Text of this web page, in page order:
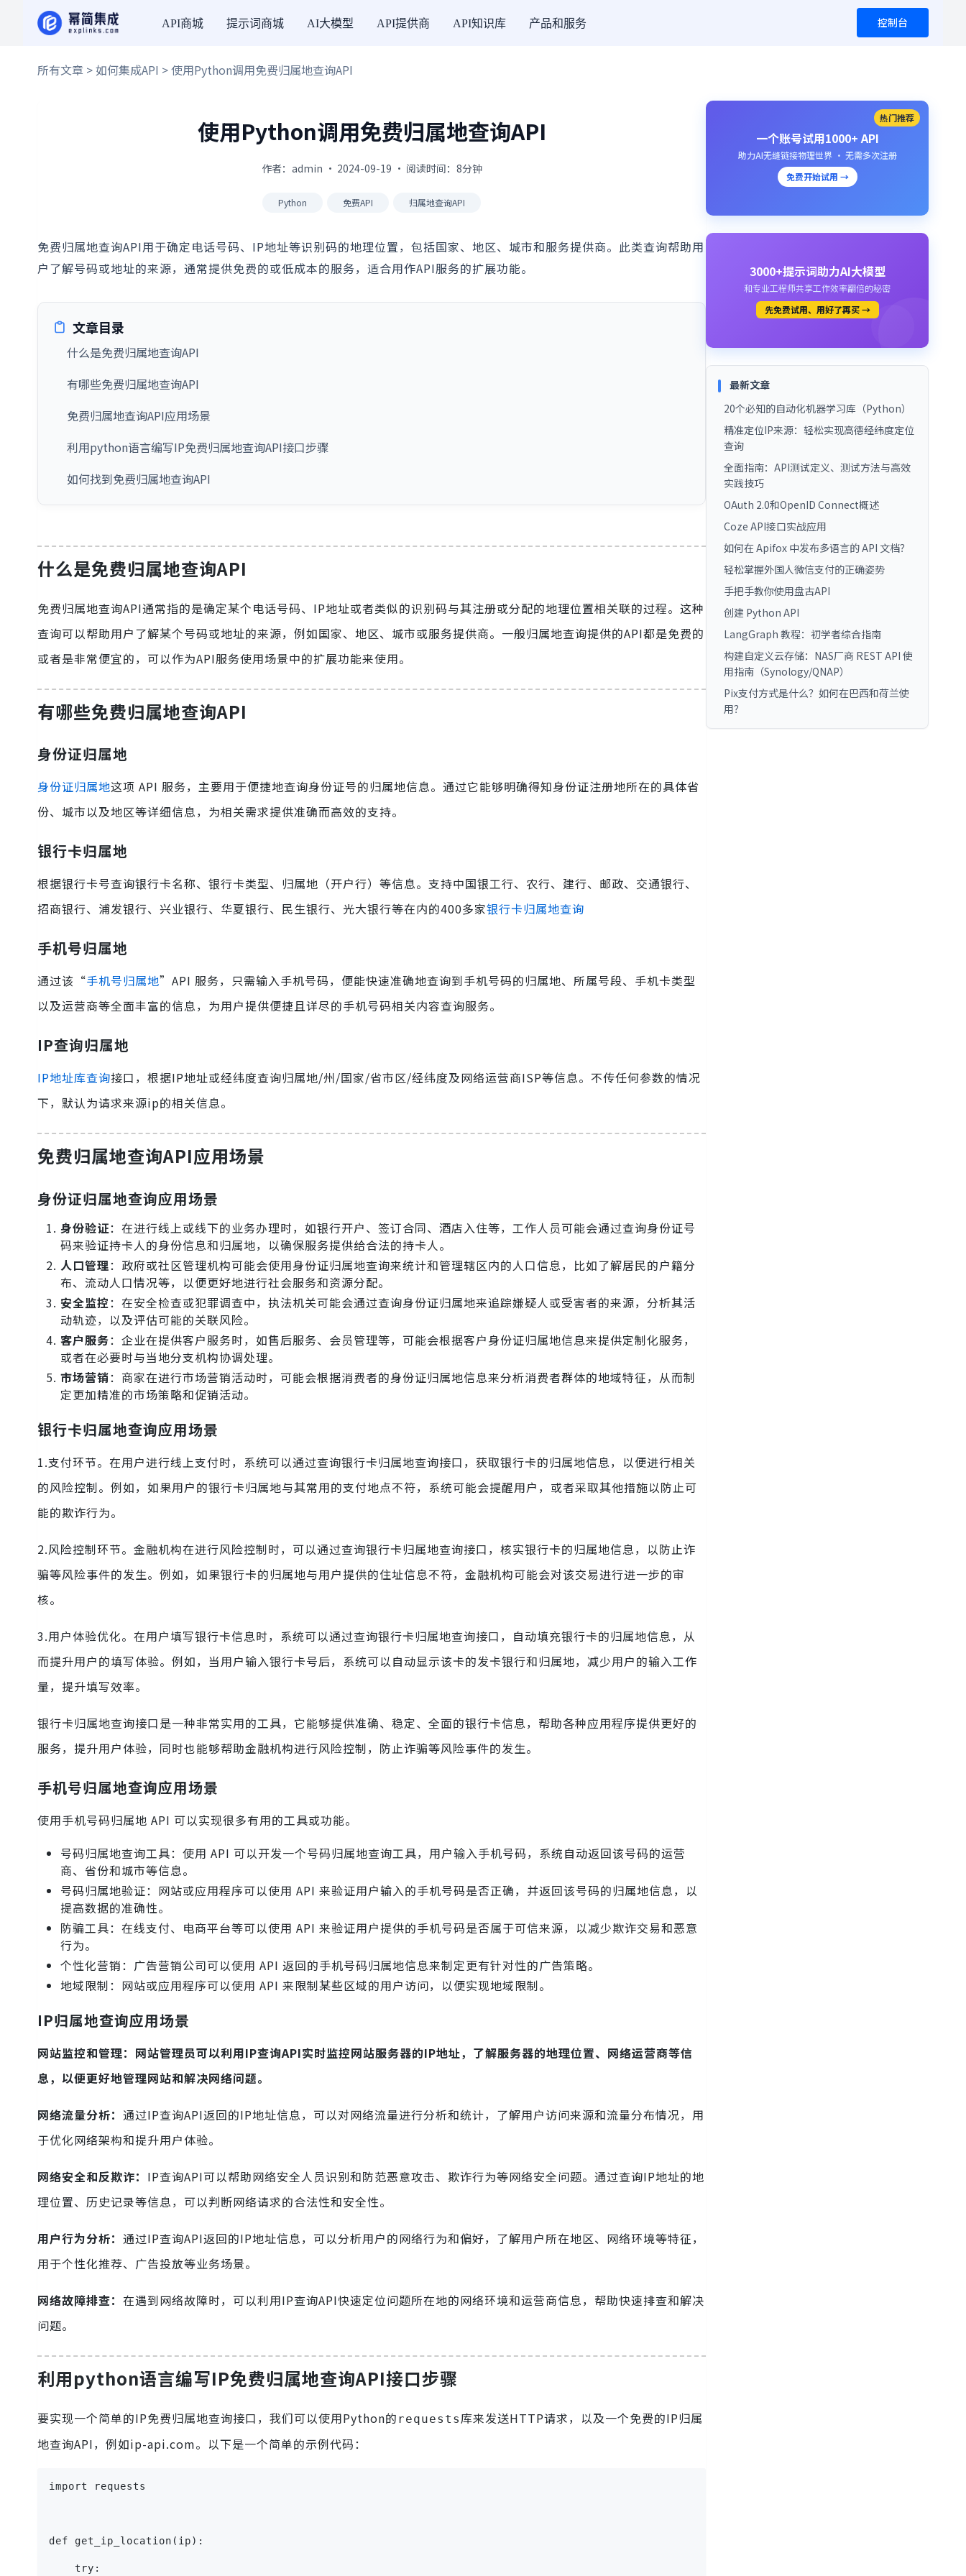
API商城 提示词商城 AI大模型 API提供商 API知识库 产品和服务 控制台
所有文章 >如何集成API > 使用Python调用免费归属地查询API
使用Python调用免费归属地查询API
作者：admin · 2024-09-19 · 阅读时间：8分钟
Python 免费API 归属地查询API
免费归属地查询API用于确定电话号码、IP地址等识别码的地理位置，包括国家、地区、城市和服务提供商。此类查询帮助用
户了解号码或地址的来源，通常提供免费的或低成本的服务，适合用作API服务的扩展功能。
文章目录
什么是免费归属地查询API
有哪些免费归属地查询API
免费归属地查询API应用场景
利用python语言编写IP免费归属地查询API接口步骤
如何找到免费归属地查询API
什么是免费归属地查询API
免费归属地查询API通常指的是确定某个电话号码、IP地址或者类似的识别码与其注册或分配的地理位置相关联的过程。这种
查询可以帮助用户了解某个号码或地址的来源，例如国家、地区、城市或服务提供商。一般归属地查询提供的API都是免费的
或者是非常便宜的，可以作为API服务使用场景中的扩展功能来使用。
有哪些免费归属地查询API
身份证归属地
身份证归属地这项 API 服务，主要用于便捷地查询身份证号的归属地信息。通过它能够明确得知身份证注册地所在的具体省
份、城市以及地区等详细信息，为相关需求提供准确而高效的支持。
银行卡归属地
根据银行卡号查询银行卡名称、银行卡类型、归属地（开户行）等信息。支持中国银工行、农行、建行、邮政、交通银行、
招商银行、浦发银行、兴业银行、华夏银行、民生银行、光大银行等在内的400多家银行卡归属地查询
手机号归属地
通过该“手机号归属地”API 服务，只需输入手机号码，便能快速准确地查询到手机号码的归属地、所属号段、手机卡类型
以及运营商等全面丰富的信息，为用户提供便捷且详尽的手机号码相关内容查询服务。
IP查询归属地
IP地址库查询接口，根据IP地址或经纬度查询归属地/州/国家/省市区/经纬度及网络运营商ISP等信息。不传任何参数的情况
下，默认为请求来源ip的相关信息。
免费归属地查询API应用场景
身份证归属地查询应用场景
身份验证：在进行线上或线下的业务办理时，如银行开户、签订合同、酒店入住等，工作人员可能会通过查询身份证号
码来验证持卡人的身份信息和归属地，以确保服务提供给合法的持卡人。
人口管理：政府或社区管理机构可能会使用身份证归属地查询来统计和管理辖区内的人口信息，比如了解居民的户籍分
布、流动人口情况等，以便更好地进行社会服务和资源分配。
安全监控：在安全检查或犯罪调查中，执法机关可能会通过查询身份证归属地来追踪嫌疑人或受害者的来源，分析其活
动轨迹，以及评估可能的关联风险。
客户服务：企业在提供客户服务时，如售后服务、会员管理等，可能会根据客户身份证归属地信息来提供定制化服务，
或者在必要时与当地分支机构协调处理。
市场营销：商家在进行市场营销活动时，可能会根据消费者的身份证归属地信息来分析消费者群体的地域特征，从而制
定更加精准的市场策略和促销活动。
银行卡归属地查询应用场景
1.支付环节。在用户进行线上支付时，系统可以通过查询银行卡归属地查询接口，获取银行卡的归属地信息，以便进行相关
的风险控制。例如，如果用户的银行卡归属地与其常用的支付地点不符，系统可能会提醒用户，或者采取其他措施以防止可
能的欺诈行为。
2.风险控制环节。金融机构在进行风险控制时，可以通过查询银行卡归属地查询接口，核实银行卡的归属地信息，以防止诈
骗等风险事件的发生。例如，如果银行卡的归属地与用户提供的住址信息不符，金融机构可能会对该交易进行进一步的审
核。
3.用户体验优化。在用户填写银行卡信息时，系统可以通过查询银行卡归属地查询接口，自动填充银行卡的归属地信息，从
而提升用户的填写体验。例如，当用户输入银行卡号后，系统可以自动显示该卡的发卡银行和归属地，减少用户的输入工作
量，提升填写效率。
银行卡归属地查询接口是一种非常实用的工具，它能够提供准确、稳定、全面的银行卡信息，帮助各种应用程序提供更好的
服务，提升用户体验，同时也能够帮助金融机构进行风险控制，防止诈骗等风险事件的发生。
手机号归属地查询应用场景
使用手机号码归属地 API 可以实现很多有用的工具或功能。
号码归属地查询工具：使用 API 可以开发一个号码归属地查询工具，用户输入手机号码，系统自动返回该号码的运营
商、省份和城市等信息。
号码归属地验证：网站或应用程序可以使用 API 来验证用户输入的手机号码是否正确，并返回该号码的归属地信息，以
提高数据的准确性。
防骗工具：在线支付、电商平台等可以使用 API 来验证用户提供的手机号码是否属于可信来源，以减少欺诈交易和恶意
行为。
个性化营销：广告营销公司可以使用 API 返回的手机号码归属地信息来制定更有针对性的广告策略。
地域限制：网站或应用程序可以使用 API 来限制某些区域的用户访问，以便实现地域限制。
IP归属地查询应用场景
网站监控和管理： 网站管理员可以利用IP查询API实时监控网站服务器的IP地址，了解服务器的地理位置、网络运营商等信
息，以便更好地管理网站和解决网络问题。
网络流量分析： 通过IP查询API返回的IP地址信息，可以对网络流量进行分析和统计，了解用户访问来源和流量分布情况，用
于优化网络架构和提升用户体验。
网络安全和反欺诈： IP查询API可以帮助网络安全人员识别和防范恶意攻击、欺诈行为等网络安全问题。通过查询IP地址的地
理位置、历史记录等信息，可以判断网络请求的合法性和安全性。
用户行为分析： 通过IP查询API返回的IP地址信息，可以分析用户的网络行为和偏好，了解用户所在地区、网络环境等特征，
用于个性化推荐、广告投放等业务场景。
网络故障排查： 在遇到网络故障时，可以利用IP查询API快速定位问题所在地的网络环境和运营商信息，帮助快速排查和解决
问题。
利用python语言编写IP免费归属地查询API接口步骤
要实现一个简单的IP免费归属地查询接口，我们可以使用Python的 requests 库来发送HTTP请求，以及一个免费的IP归属
地查询API，例如ip-api.com。以下是一个简单的示例代码：
import requests
def get_ip_location(ip):
    try:
热门推荐
一个账号试用1000+ API
助力AI无缝链接物理世界 · 无需多次注册
免费开始试用 →
3000+提示词助力AI大模型
和专业工程师共享工作效率翻倍的秘密
先免费试用、用好了再买 →
最新文章
20个必知的自动化机器学习库（Python）
精准定位IP来源：轻松实现高德经纬度定位
查询
全面指南：API测试定义、测试方法与高效
实践技巧
OAuth 2.0和OpenID Connect概述
Coze API接口实战应用
如何在 Apifox 中发布多语言的 API 文档？
轻松掌握外国人微信支付的正确姿势
手把手教你使用盘古API
创建 Python API
LangGraph 教程：初学者综合指南
构建自定义云存储：NAS厂商 REST API 使
用指南（Synology/QNAP）
Pix支付方式是什么？如何在巴西和荷兰使
用？